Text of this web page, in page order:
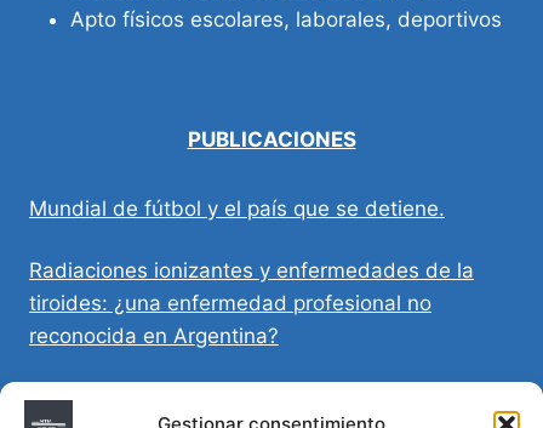
Apto físicos escolares, laborales, deportivos
PUBLICACIONES
Mundial de fútbol y el país que se detiene.
Radiaciones ionizantes y enfermedades de la
tiroides: ¿una enfermedad profesional no
reconocida en Argentina?
Directivas Médicas Anticipadas en Córdoba: